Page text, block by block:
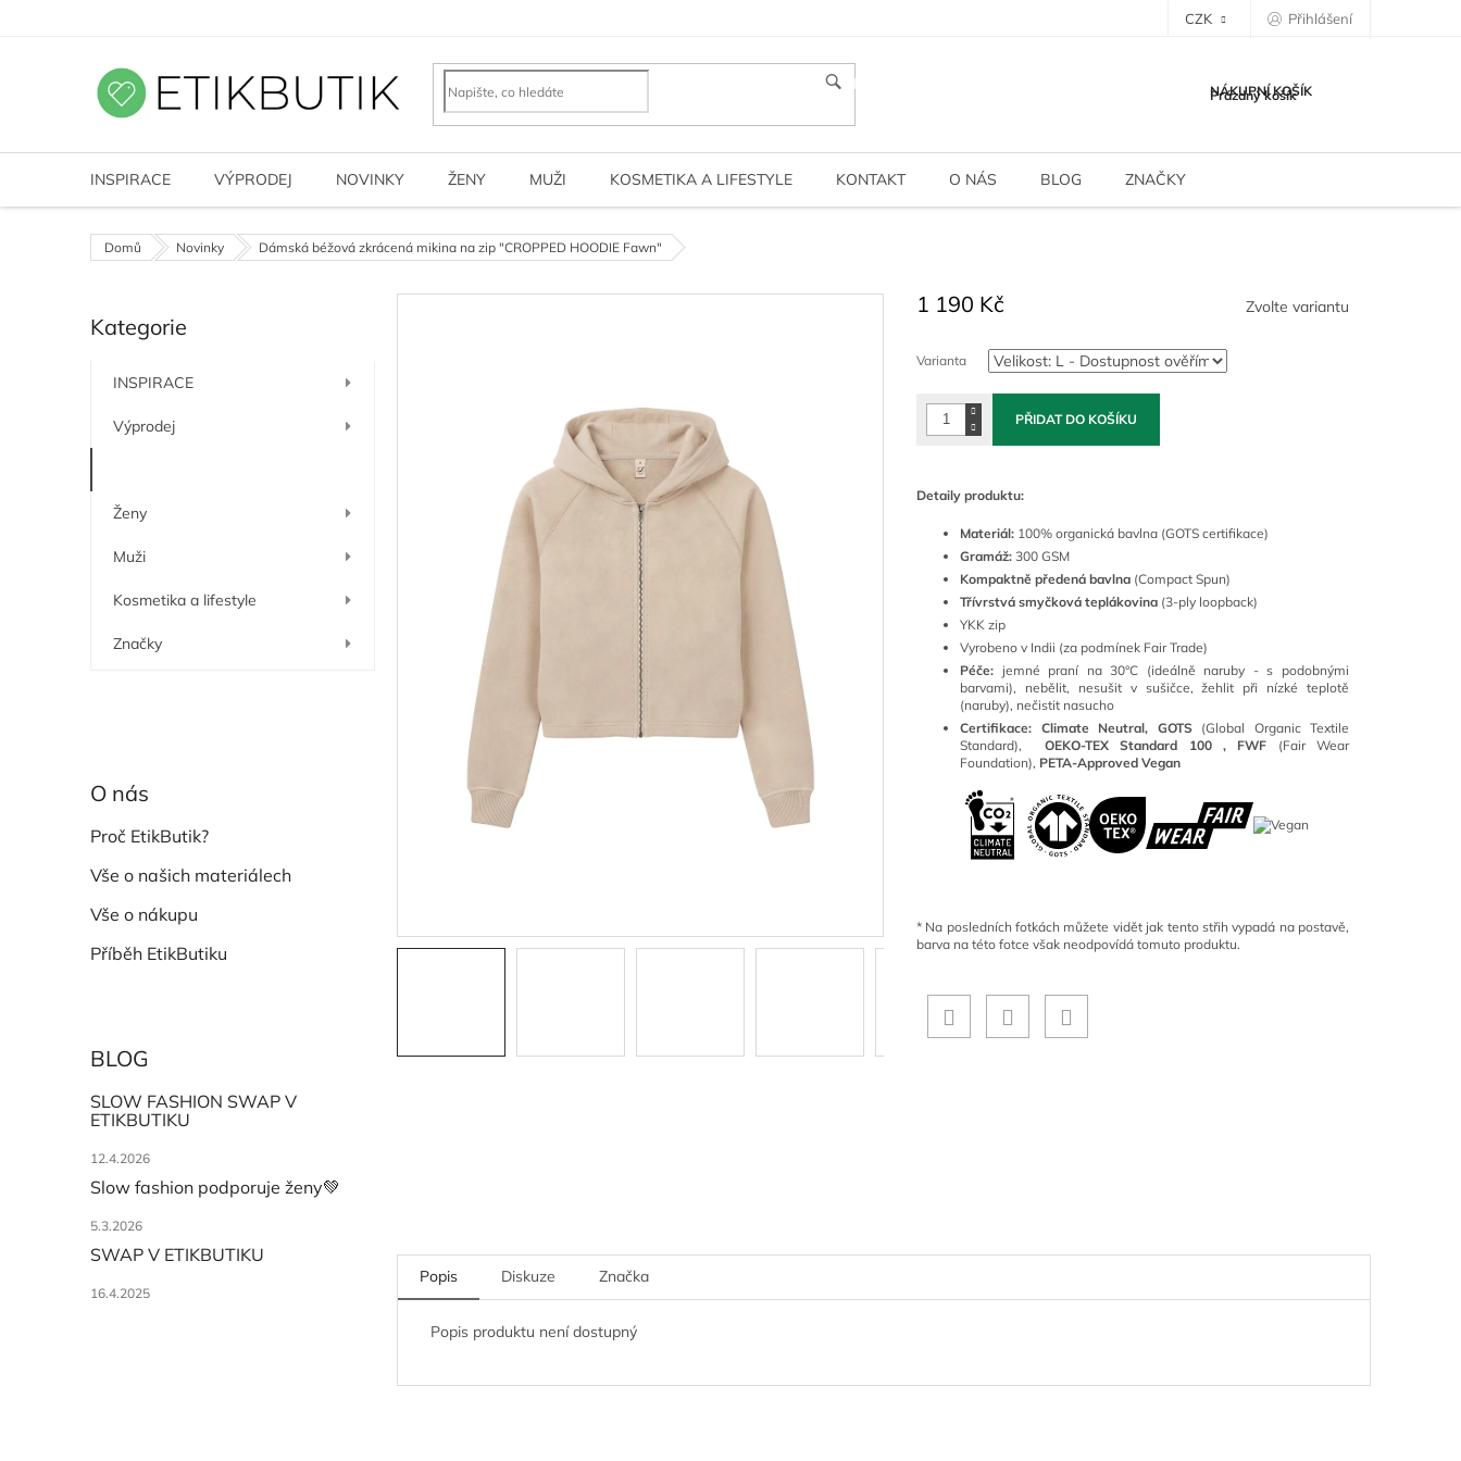
CZK Přihlášení
HLEDAT NÁKUPNÍ KOŠÍK
Prázdný košík
INSPIRACE VÝPRODEJ NOVINKY ŽENY MUŽI KOSMETIKA A LIFESTYLE KONTAKT O NÁS BLOG ZNAČKY
Domů Novinky Dámská béžová zkrácená mikina na zip "CROPPED HOODIE Fawn"
o
n
í
Přeskočit
kategorie
Kategorie
INSPIRACE
Výprodej
Ženy
Muži
Kosmetika a lifestyle
Značky
O nás
Proč EtikButik?
Vše o našich materiálech
Vše o nákupu
Příběh EtikButiku
BLOG
SLOW FASHION SWAP V
ETIKBUTIKU
12.4.2026
Slow fashion podporuje ženy💚
5.3.2026
SWAP V ETIKBUTIKU
16.4.2025
1 190 Kč
cena:
Zvolte variantu
Varianta
PŘIDAT DO KOŠÍKU
Detaily produktu:
Materiál: 100% organická bavlna (GOTS certifikace)
Gramáž: 300 GSM
Kompaktně předená bavlna (Compact Spun)
Třívrstvá smyčková teplákovina (3-ply loopback)
YKK zip
Vyrobeno v Indii (za podmínek Fair Trade)
Péče: jemné praní na 30°C (ideálně naruby - s podobnými
barvami), nebělit, nesušit v sušičce, žehlit při nízké teplotě
(naruby), nečistit nasucho
Certifikace: Climate Neutral, GOTS(Global Organic Textile
Standard),
OEKO-TEX Standard 100 , FWF (Fair Wear
Foundation), PETA-Approved Vegan
* Na posledních fotkách můžete vidět jak tento střih vypadá na postavě,
barva na této fotce však neodpovídá tomuto produktu.
Popis Diskuze Značka
Popis produktu není dostupný